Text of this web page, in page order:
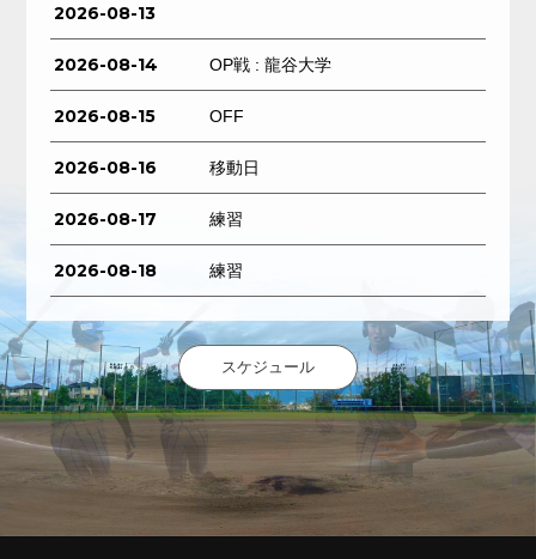
2026-08-13
2026-08-14 OP戦 : 龍谷大学
2026-08-15 OFF
2026-08-16 移動日
2026-08-17 練習
2026-08-18 練習
スケジュール